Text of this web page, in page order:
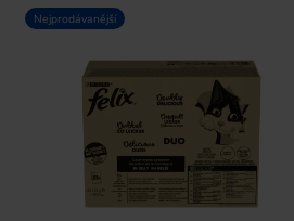
Nejprodávanější